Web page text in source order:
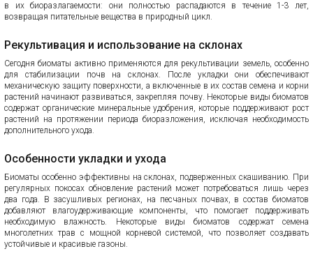
в их биоразлагаемости: они полностью распадаются в течение 1-3 лет,
возвращая питательные вещества в природный цикл.
Рекультивация и использование на склонах
Сегодня биоматы активно применяются для рекультивации земель, особенно
для стабилизации почв на склонах. После укладки они обеспечивают
механическую защиту поверхности, а включенные в их состав семена и корни
растений начинают развиваться, закрепляя почву. Некоторые виды биоматов
содержат органические минеральные удобрения, которые поддерживают рост
растений на протяжении периода биоразложения, исключая необходимость
дополнительного ухода.
Особенности укладки и ухода
Биоматы особенно эффективны на склонах, подверженных скашиванию. При
регулярных покосах обновление растений может потребоваться лишь через
два года. В засушливых регионах, на песчаных почвах, в состав биоматов
добавляют влагоудерживающие компоненты, что помогает поддерживать
необходимую влажность. Некоторые виды биоматов содержат семена
многолетних трав с мощной корневой системой, что позволяет создавать
устойчивые и красивые газоны.